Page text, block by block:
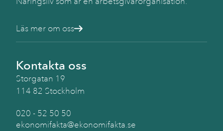
Läs mer om oss
Kontakta oss
Storgatan 19
114 82 Stockholm
020 - 52 50 50
ekonomifakta@ekonomifakta.se